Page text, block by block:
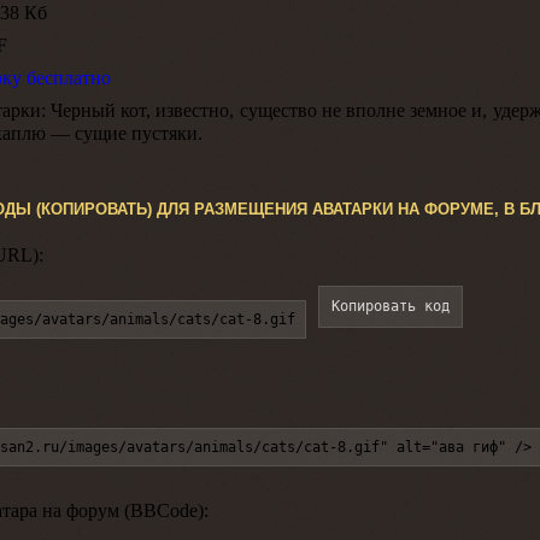
Кб
бесплатно
Черный кот, известно, существо не вполне земное и,
— сущие пустяки.
(КОПИРОВАТЬ) ДЛЯ РАЗМЕЩЕНИЯ АВАТАРКИ НА ФОРУМЕ, В
avatars/animals/cats/cat-8.gif
Копировать код
images/avatars/animals/cats/cat-8.gif" alt="ава гиф" />
на форум (BBCode):